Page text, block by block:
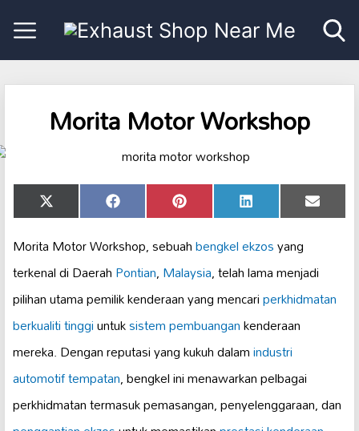
Morita Motor Workshop
Share
on
X
(Twitter)
Share
on
Facebook Share
on
Pinterest Share
on
LinkedIn Share
on
Email
Morita Motor Workshop, sebuahbengkel ekzosyang
terkenal di DaerahPontian,Malaysia, telah lama menjadi
pilihan utama pemilik kenderaan yang mencariperkhidmatan
berkualiti tinggiuntuksistem pembuangankenderaan
mereka. Dengan reputasi yang kukuh dalamindustri
automotif tempatan, bengkel ini menawarkan pelbagai
perkhidmatan termasuk pemasangan, penyelenggaraan, dan